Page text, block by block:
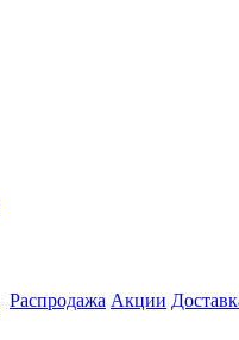
Распродажа Акции